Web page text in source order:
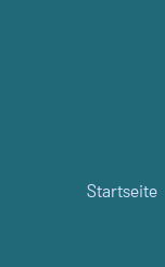
Startseite